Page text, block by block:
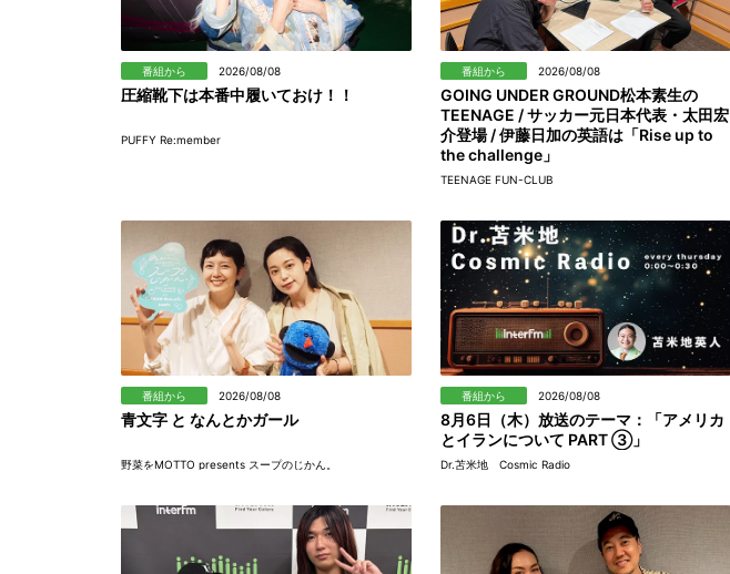
番組から 2026/08/08
圧縮靴下は本番中履いておけ！！
PUFFY Re:member
番組から 2026/08/08
GOING UNDER GROUND松本素生の
TEENAGE / サッカー元日本代表・太田宏
介登場 / 伊藤日加の英語は「Rise up to
the challenge」
TEENAGE FUN-CLUB
番組から 2026/08/08
青文字 と なんとかガール
野菜をMOTTO presents スープのじかん。
番組から 2026/08/08
8月6日（木）放送のテーマ：「アメリカ
とイランについて PART ③」
Dr.苫米地 Cosmic Radio